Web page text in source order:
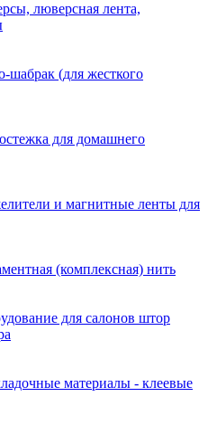
люверсная лента,
шабрак (для жесткого
для домашнего
и магнитные ленты для
(комплексная) нить
для салонов штор
материалы - клеевые